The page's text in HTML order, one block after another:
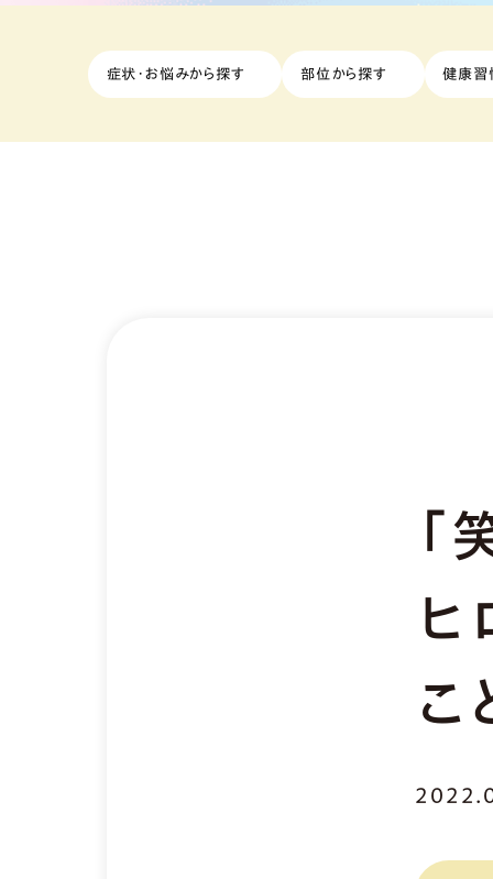
症状・お悩みから探す 部位から探す 健康習
「
こ